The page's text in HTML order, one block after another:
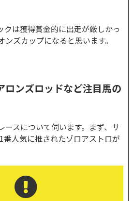
クは獲得賞金的に出走が厳しかっ
ズカップになると思います。
ロンズロッドなど注目馬の
ースについて伺います。まず、サ
番人気に推されたゾロアストロが